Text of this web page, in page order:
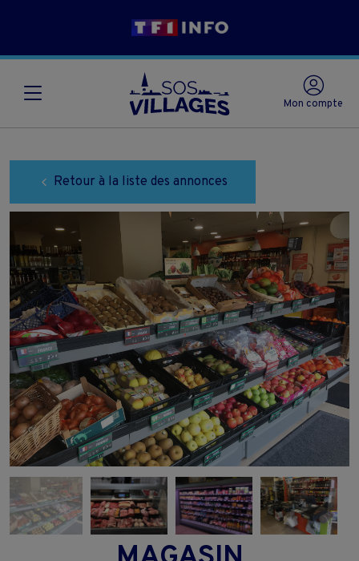
Mon compte
Retour à la liste des annonces